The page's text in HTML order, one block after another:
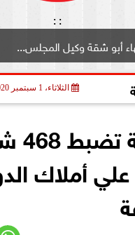
:
:
وكيل المجلس...
الثلاثاء، 1 سبتمبر 2020
أملاك